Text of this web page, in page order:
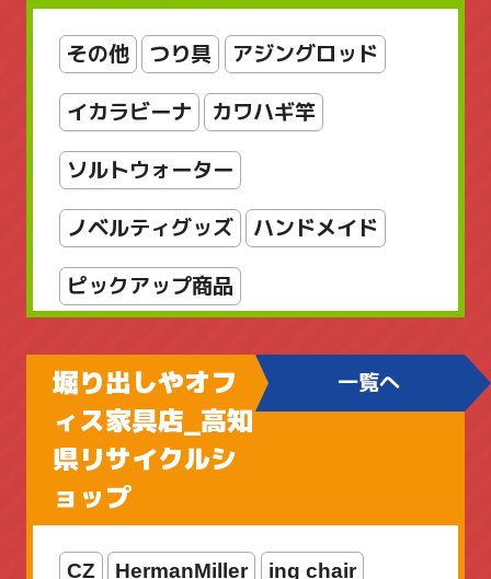
レディースバッグ 京商 工芸品
店舗販売品 指輪・リング
新着商品 新着商品
美術品 輪島塗 金属工芸 銅製
雑貨 骨董品 骨董品_日本の陶磁
その他 つり具 アジングロッド
イカラビーナ カワハギ竿
ソルトウォーター
ノベルティグッズ ハンドメイド
ピックアップ商品
ブラックバス用
ボートアジングロッド
堀り出しやオフ
ィス家具店_高知
県リサイクルシ
ョップ
一覧へ
CZ HermanMiller ing chair